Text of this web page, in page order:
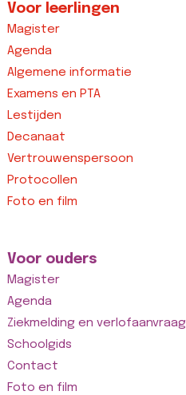
Voor leerlingen
Magister
Agenda
Algemene informatie
Examens en PTA
Lestijden
Decanaat
Vertrouwenspersoon
Protocollen
Foto en film
Voor ouders
Magister
Agenda
Ziekmelding en verlofaanvraag
Schoolgids
Contact
Foto en film